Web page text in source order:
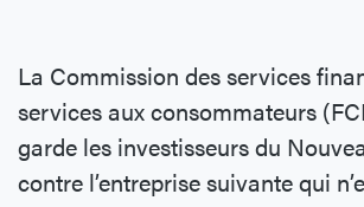
La Commission des services
services aux consommateurs
garde les investisseurs du
contre l’entreprise suivante qui